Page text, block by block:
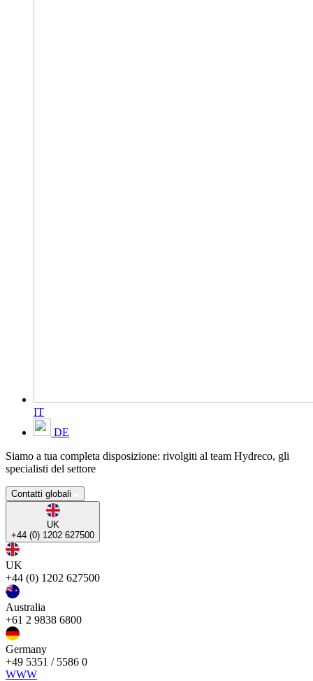
IT
DE
Siamo a tua completa disposizione: rivolgiti al team Hydreco, gli
specialisti del settore
Contatti globali
UK
+44 (0) 1202 627500
UK
+44 (0) 1202 627500
Australia
+61 2 9838 6800
Germany
+49 5351 / 5586 0
WWW